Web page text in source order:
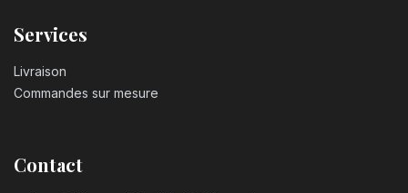
Services
Livraison
Commandes sur mesure
Contact